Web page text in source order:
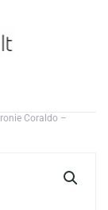
Coraldo –